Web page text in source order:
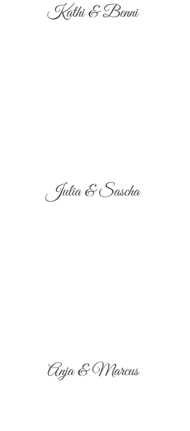
Kathi & Benni
Julia & Sascha
Anja & Marcus